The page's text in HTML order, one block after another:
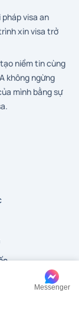
visa an
xin visa trở
niềm tin cùng
không ngừng
mình bằng sự
Messenger